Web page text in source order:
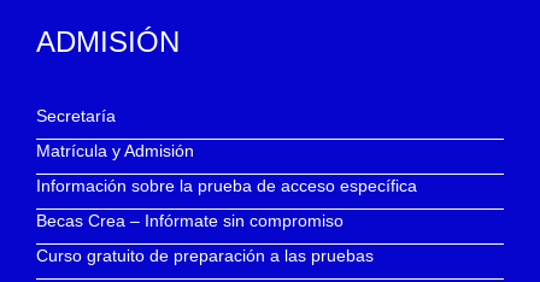
ADMISIÓN
Secretaría
Matrícula y Admisión
Información sobre la prueba de acceso específica
Becas Crea – Infórmate sin compromiso
Curso gratuito de preparación a las pruebas